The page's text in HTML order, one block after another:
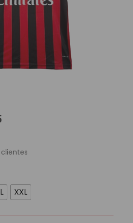
es:
XXL